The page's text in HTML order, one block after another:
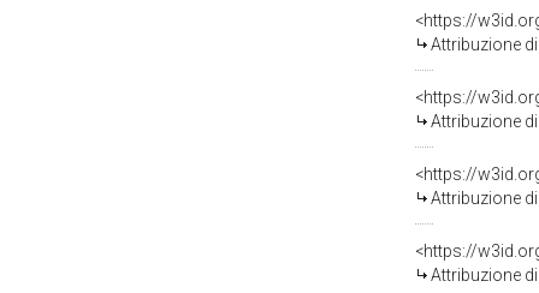
<https://
Attribuzione
<https://
Attribuzione
<https://
Attribuzione
<https://
Attribuzione